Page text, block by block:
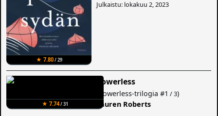
★ 7.80/ 29
Julkaistu: lokakuu 2, 2023
★ 7.74/ 31
Powerless
Powerless-trilogia #1 / 3)
Lauren Roberts